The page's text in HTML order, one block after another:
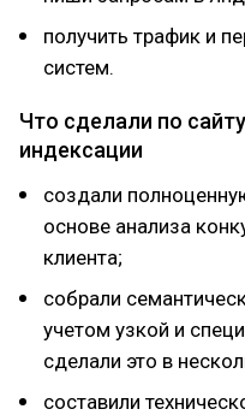
получить трафик и
систем.
Что сделали по
индексации
создали
основе анализа
клиента;
собрали
учетом узкой и
сделали это в
составили